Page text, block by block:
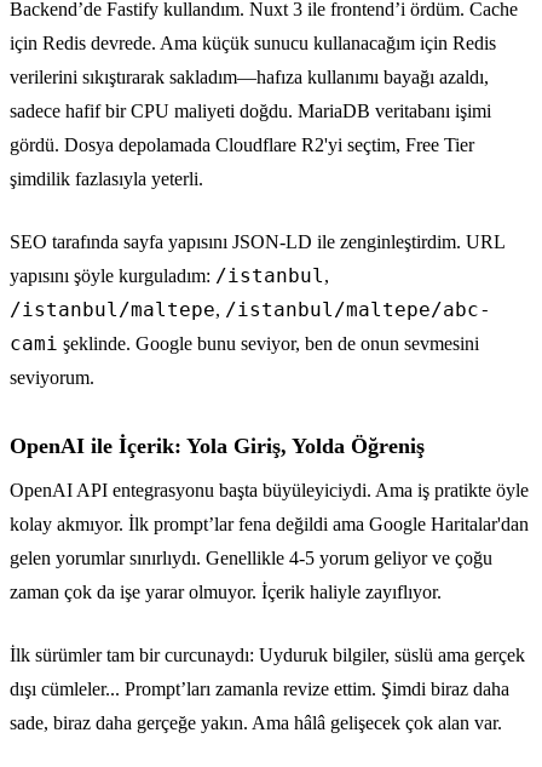
Backend’de Fastify kullandım. Nuxt 3 ile frontend’i ördüm. Cache
için Redis devrede. Ama küçük sunucu kullanacağım için Redis
verilerini sıkıştırarak sakladım—hafıza kullanımı bayağı azaldı,
sadece hafif bir CPU maliyeti doğdu. MariaDB veritabanı işimi
gördü. Dosya depolamada Cloudflare R2'yi seçtim, Free Tier
şimdilik fazlasıyla yeterli.
SEO tarafında sayfa yapısını JSON-LD ile zenginleştirdim. URL
yapısını şöyle kurguladım: /istanbul,
/istanbul/maltepe, /istanbul/maltepe/abc-
cami şeklinde. Google bunu seviyor, ben de onun sevmesini
seviyorum.
OpenAI ile İçerik: Yola Giriş, Yolda Öğreniş
OpenAI API entegrasyonu başta büyüleyiciydi. Ama iş pratikte öyle
kolay akmıyor. İlk prompt’lar fena değildi ama Google Haritalar'dan
gelen yorumlar sınırlıydı. Genellikle 4-5 yorum geliyor ve çoğu
zaman çok da işe yarar olmuyor. İçerik haliyle zayıflıyor.
İlk sürümler tam bir curcunaydı: Uyduruk bilgiler, süslü ama gerçek
dışı cümleler... Prompt’ları zamanla revize ettim. Şimdi biraz daha
sade, biraz daha gerçeğe yakın. Ama hâlâ gelişecek çok alan var.